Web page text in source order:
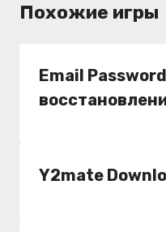
Похожие игры
Email
Y2mate